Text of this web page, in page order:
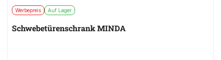
Werbepreis Auf Lager
Schwebetürenschrank MINDA